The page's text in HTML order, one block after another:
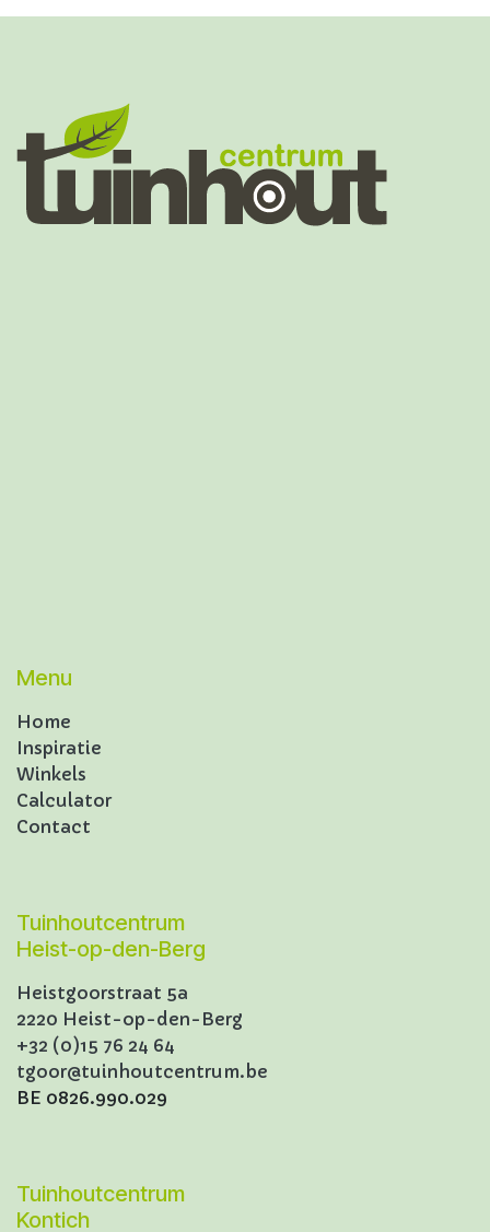
Menu
Home
Inspiratie
Winkels
Calculator
Contact
Tuinhoutcentrum
Heist-op-den-Berg
Heistgoorstraat 5a
2220 Heist-op-den-Berg
+32 (0)15 76 24 64
tgoor@tuinhoutcentrum.be
BE 0826.990.029
Tuinhoutcentrum
Kontich